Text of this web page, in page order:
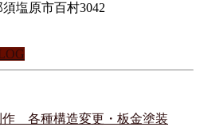
塩原市百村3042